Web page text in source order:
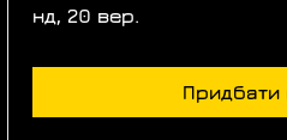
нд, 20 вер.
Придбати